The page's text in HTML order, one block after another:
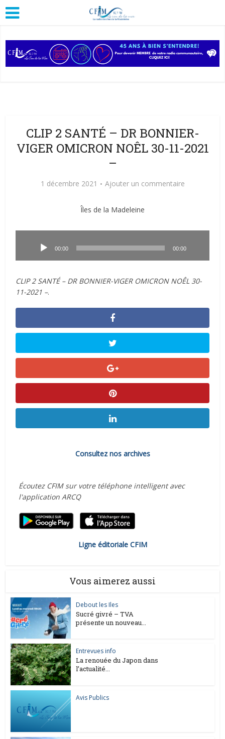
CLIP 2 SANTÉ – DR BONNIER-
VIGER OMICRON NOÊL 30-11-2021
–
1 décembre 2021 Ajouter un commentaire
Îles de la Madeleine
00:00 00:00
CLIP 2 SANTÉ – DR BONNIER-VIGER OMICRON NOÊL 30-
11-2021 –.
Consultez nos archives
Écoutez CFIM sur votre téléphone intelligent avec
l'application ARCQ
Ligne éditoriale CFIM
Vous aimerez aussi
Debout les Iles
Sucré givré – TVA
présente un nouveau...
Entrevues info
La renouée du Japon dans
l’actualité...
Avis Publics